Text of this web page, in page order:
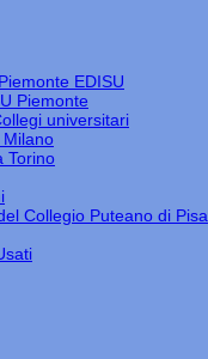
EDISU
Piemonte
universitari
Torino
Collegio Puteano di Pisa